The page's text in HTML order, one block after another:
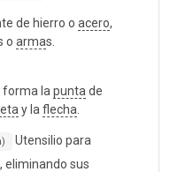
de hierro o acero,
o armas.
forma la punta de
y la flecha
Utensilio para
eliminando sus